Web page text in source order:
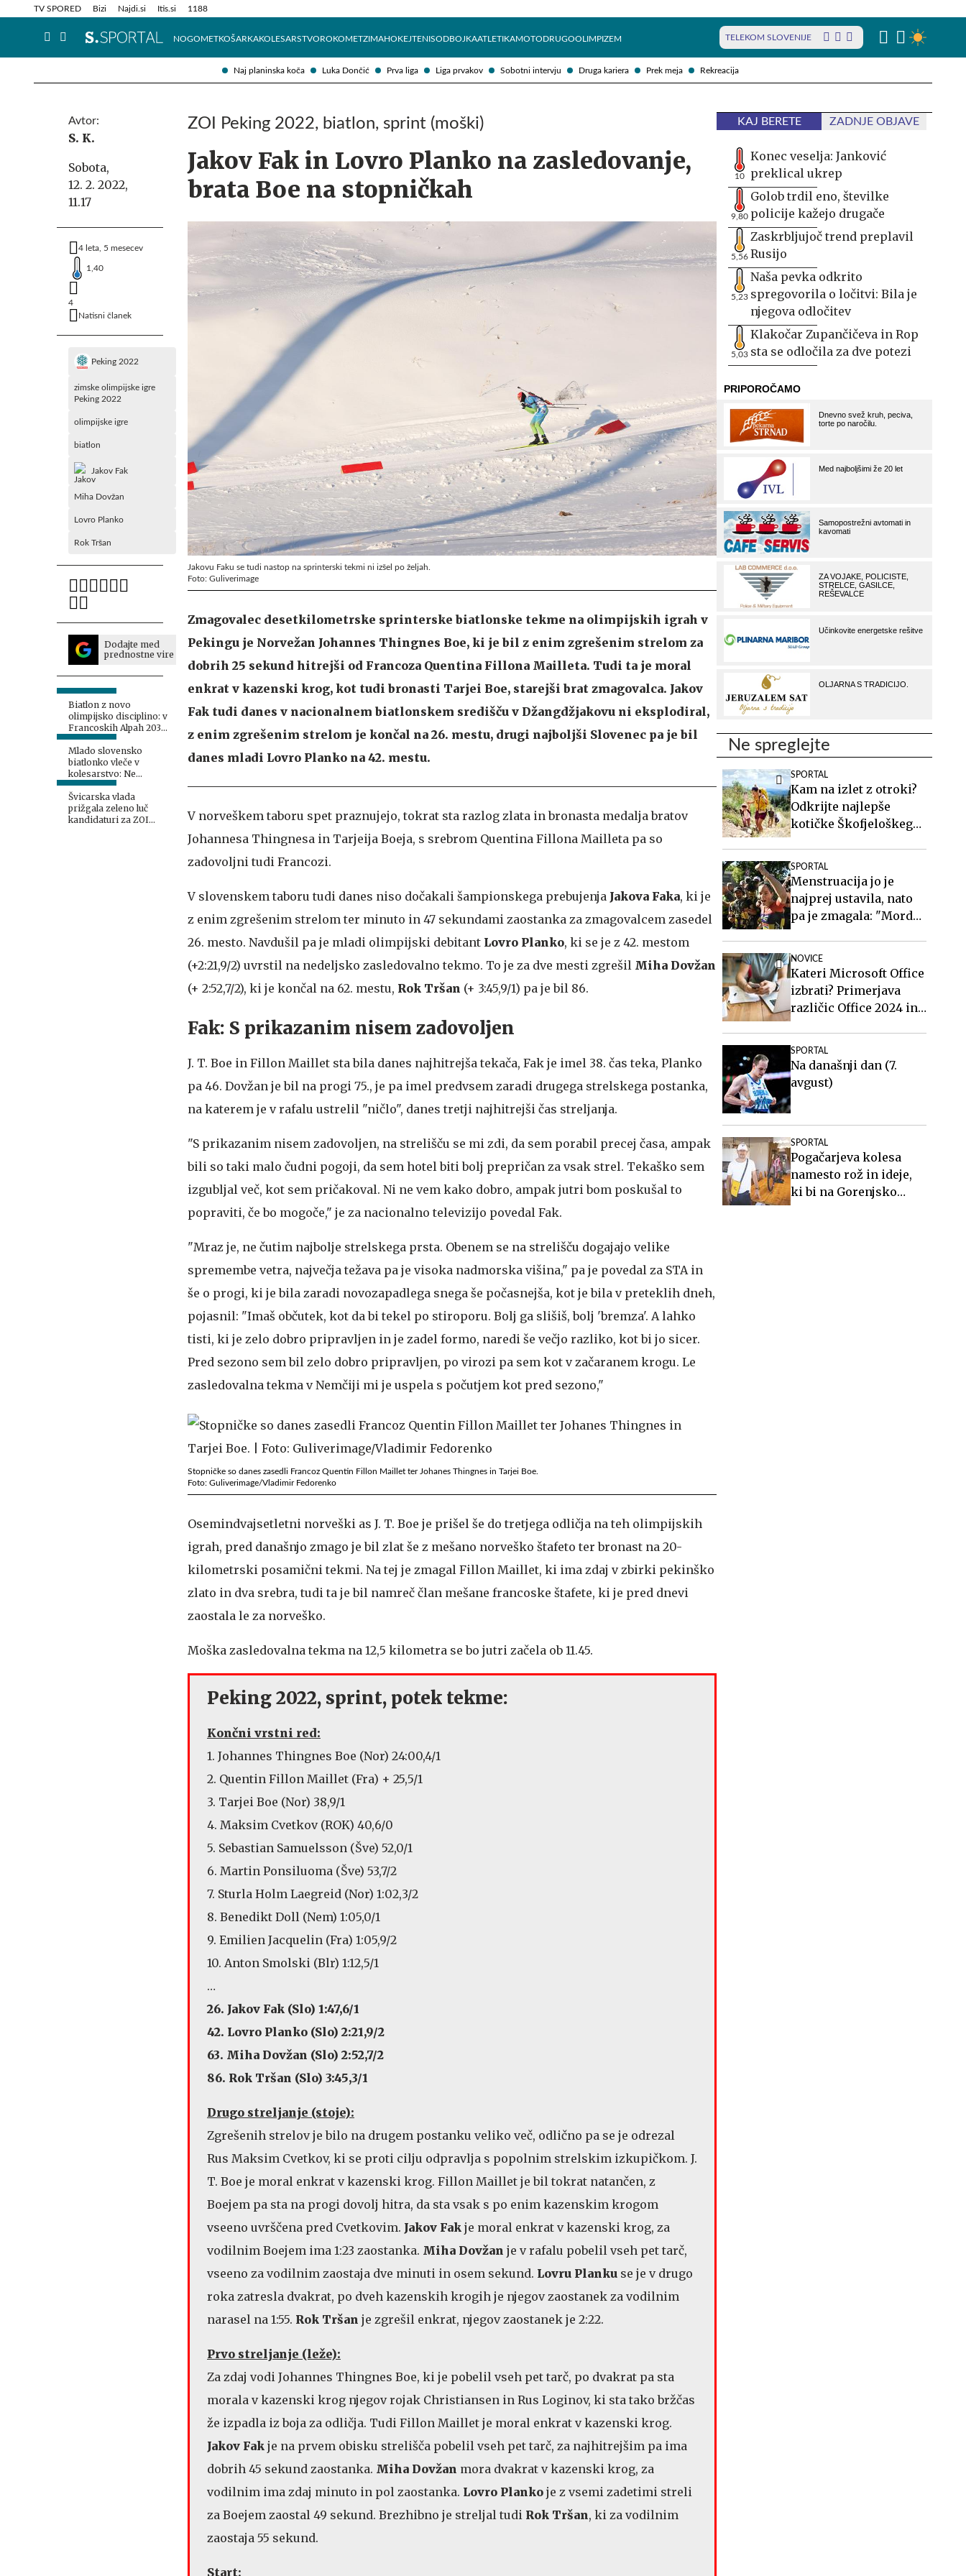
Naj planinska koča Luka Dončić Prva liga Liga prvakov Sobotni intervju Druga kariera Prek meja Rekreacija
TV SPORED Bizi Najdi.si Itis.si 1188
NOGOMETKOŠARKAKOLESARSTVOROKOMETZIMAHOKEJTENISODBOJKAATLETIKAMOTODRUGOOLIMPIZEM TELEKOM SLOVENIJE
Info in obvestila Tehnik
Avtor:
S. K.
Sobota,
12. 2. 2022,
11.17
4 leta, 5 mesecev
1,40
4
Natisni članek
Peking 2022
zimske olimpijske igre
Peking 2022
olimpijske igre
biatlon
Jakov Fak
Miha Dovžan
Lovro Planko
Rok Tršan
Dodajte med
prednostne vire
Biatlon z novo
olimpijsko disciplino: v
Francoskih Alpah 2030
kar 12 kompletov
medalj
Mlado slovensko
biatlonko vleče v
kolesarstvo: Ne
zapiram si nobenih
vrat
Švicarska vlada
prižgala zeleno luč
kandidaturi za ZOI
ZOI Peking 2022, biatlon, sprint (moški)
Jakov Fak in Lovro Planko na zasledovanje,
brata Boe na stopničkah
Jakovu Faku se tudi nastop na sprinterski tekmi ni izšel po željah.
Foto: Guliverimage
Zmagovalec desetkilometrske sprinterske biatlonske tekme na olimpijskih igrah v
Pekingu je Norvežan Johannes Thingnes Boe, ki je bil z enim zgrešenim strelom za
dobrih 25 sekund hitrejši od Francoza Quentina Fillona Mailleta. Tudi ta je moral
enkrat v kazenski krog, kot tudi bronasti Tarjei Boe, starejši brat zmagovalca. Jakov
Fak tudi danes v nacionalnem biatlonskem središču v Džangdžjakovu ni eksplodiral,
z enim zgrešenim strelom je končal na 26. mestu, drugi najboljši Slovenec pa je bil
danes mladi Lovro Planko na 42. mestu.
V norveškem taboru spet praznujejo, tokrat sta razlog zlata in bronasta medalja bratov
Johannesa Thingnesa in Tarjeija Boeja, s srebrom Quentina Fillona Mailleta pa so
zadovoljni tudi Francozi.
V slovenskem taboru tudi danes niso dočakali šampionskega prebujenja Jakova Faka, ki je
z enim zgrešenim strelom ter minuto in 47 sekundami zaostanka za zmagovalcem zasedel
26. mesto. Navdušil pa je mladi olimpijski debitant Lovro Planko, ki se je z 42. mestom
(+2:21,9/2) uvrstil na nedeljsko zasledovalno tekmo. To je za dve mesti zgrešil Miha Dovžan
(+ 2:52,7/2), ki je končal na 62. mestu, Rok Tršan (+ 3:45,9/1) pa je bil 86.
Fak: S prikazanim nisem zadovoljen
J. T. Boe in Fillon Maillet sta bila danes najhitrejša tekača, Fak je imel 38. čas teka, Planko
pa 46. Dovžan je bil na progi 75., je pa imel predvsem zaradi drugega strelskega postanka,
na katerem je v rafalu ustrelil "ničlo", danes tretji najhitrejši čas streljanja.
"S prikazanim nisem zadovoljen, na strelišču se mi zdi, da sem porabil precej časa, ampak
bili so taki malo čudni pogoji, da sem hotel biti bolj prepričan za vsak strel. Tekaško sem
izgubljal več, kot sem pričakoval. Ni ne vem kako dobro, ampak jutri bom poskušal to
popraviti, če bo mogoče," je za nacionalno televizijo povedal Fak.
"Mraz je, ne čutim najbolje strelskega prsta. Obenem se na strelišču dogajajo velike
spremembe vetra, največja težava pa je visoka nadmorska višina," pa je povedal za STA in
še o progi, ki je bila zaradi novozapadlega snega še počasnejša, kot je bila v preteklih dneh,
pojasnil: "Imaš občutek, kot da bi tekel po stiroporu. Bolj ga slišiš, bolj 'bremza'. A lahko
tisti, ki je zelo dobro pripravljen in je zadel formo, naredi še večjo razliko, kot bi jo sicer.
Pred sezono sem bil zelo dobro pripravljen, po virozi pa sem kot v začaranem krogu. Le
zasledovalna tekma v Nemčiji mi je uspela s počutjem kot pred sezono,"
Stopničke so danes zasedli Francoz Quentin Fillon Maillet ter Johanes Thingnes in Tarjei Boe.
Foto: Guliverimage/Vladimir Fedorenko
Osemindvajsetletni norveški as J. T. Boe je prišel še do tretjega odličja na teh olimpijskih
igrah, pred današnjo zmago je bil zlat še z mešano norveško štafeto ter bronast na 20-
kilometrski posamični tekmi. Na tej je zmagal Fillon Maillet, ki ima zdaj v zbirki pekinško
zlato in dva srebra, tudi ta je bil namreč član mešane francoske štafete, ki je pred dnevi
zaostala le za norveško.
Moška zasledovalna tekma na 12,5 kilometra se bo jutri začela ob 11.45.
Peking 2022, sprint, potek tekme:
Končni vrstni red:
1. Johannes Thingnes Boe (Nor) 24:00,4/1
2. Quentin Fillon Maillet (Fra) + 25,5/1
3. Tarjei Boe (Nor) 38,9/1
4. Maksim Cvetkov (ROK) 40,6/0
5. Sebastian Samuelsson (Šve) 52,0/1
6. Martin Ponsiluoma (Šve) 53,7/2
7. Sturla Holm Laegreid (Nor) 1:02,3/2
8. Benedikt Doll (Nem) 1:05,0/1
9. Emilien Jacquelin (Fra) 1:05,9/2
10. Anton Smolski (Blr) 1:12,5/1
…
26. Jakov Fak (Slo) 1:47,6/1
42. Lovro Planko (Slo) 2:21,9/2
63. Miha Dovžan (Slo) 2:52,7/2
86. Rok Tršan (Slo) 3:45,3/1
Drugo streljanje (stoje):
Zgrešenih strelov je bilo na drugem postanku veliko več, odlično pa se je odrezal
Rus Maksim Cvetkov, ki se proti cilju odpravlja s popolnim strelskim izkupičkom. J.
T. Boe je moral enkrat v kazenski krog. Fillon Maillet je bil tokrat natančen, z
Boejem pa sta na progi dovolj hitra, da sta vsak s po enim kazenskim krogom
vseeno uvrščena pred Cvetkovim. Jakov Fak je moral enkrat v kazenski krog, za
vodilnim Boejem ima 1:23 zaostanka. Miha Dovžan je v rafalu pobelil vseh pet tarč,
vseeno za vodilnim zaostaja dve minuti in osem sekund. Lovru Planku se je v drugo
roka zatresla dvakrat, po dveh kazenskih krogih je njegov zaostanek za vodilnim
narasel na 1:55. Rok Tršan je zgrešil enkrat, njegov zaostanek je 2:22.
Prvo streljanje (leže):
Za zdaj vodi Johannes Thingnes Boe, ki je pobelil vseh pet tarč, po dvakrat pa sta
morala v kazenski krog njegov rojak Christiansen in Rus Loginov, ki sta tako bržčas
že izpadla iz boja za odličja. Tudi Fillon Maillet je moral enkrat v kazenski krog.
Jakov Fak je na prvem obisku strelišča pobelil vseh pet tarč, za najhitrejšim pa ima
dobrih 45 sekund zaostanka. Miha Dovžan mora dvakrat v kazenski krog, za
vodilnim ima zdaj minuto in pol zaostanka. Lovro Planko je z vsemi zadetimi streli
za Boejem zaostal 49 sekund. Brezhibno je streljal tudi Rok Tršan, ki za vodilnim
zaostaja 55 sekund.
Start:
KAJ BERETE ZADNJE OBJAVE
10
Konec veselja: Janković
preklical ukrep
9,80
Golob trdil eno, številke
policije kažejo drugače
5,56
Zaskrbljujoč trend preplavil
Rusijo
5,23
Naša pevka odkrito
spregovorila o ločitvi: Bila je
njegova odločitev
5,03
Klakočar Zupančičeva in Rop
sta se odločila za dve potezi
Ne spreglejte
SPORTAL
Kam na izlet z otroki?
Odkrijte najlepše
kotičke Škofjeloškega
SPORTAL
Menstruacija jo je
najprej ustavila, nato
pa je zmagala: "Morda
NOVICE
Kateri Microsoft Office
izbrati? Primerjava
različic Office 2024 in
SPORTAL
Na današnji dan (7.
avgust)
SPORTAL
Pogačarjeva kolesa
namesto rož in ideje,
ki bi na Gorenjsko